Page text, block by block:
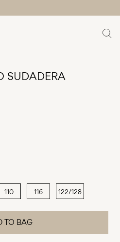
SUDADERA
110 116 122/128
TO BAG